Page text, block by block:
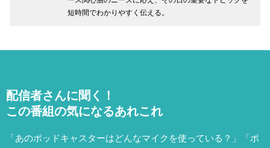
短時間でわかりやすく伝える。
配信者さんに聞く！
この番組の気になるあれこれ
「あのポッドキャスターはどんなマイクを使っている？」「ポ